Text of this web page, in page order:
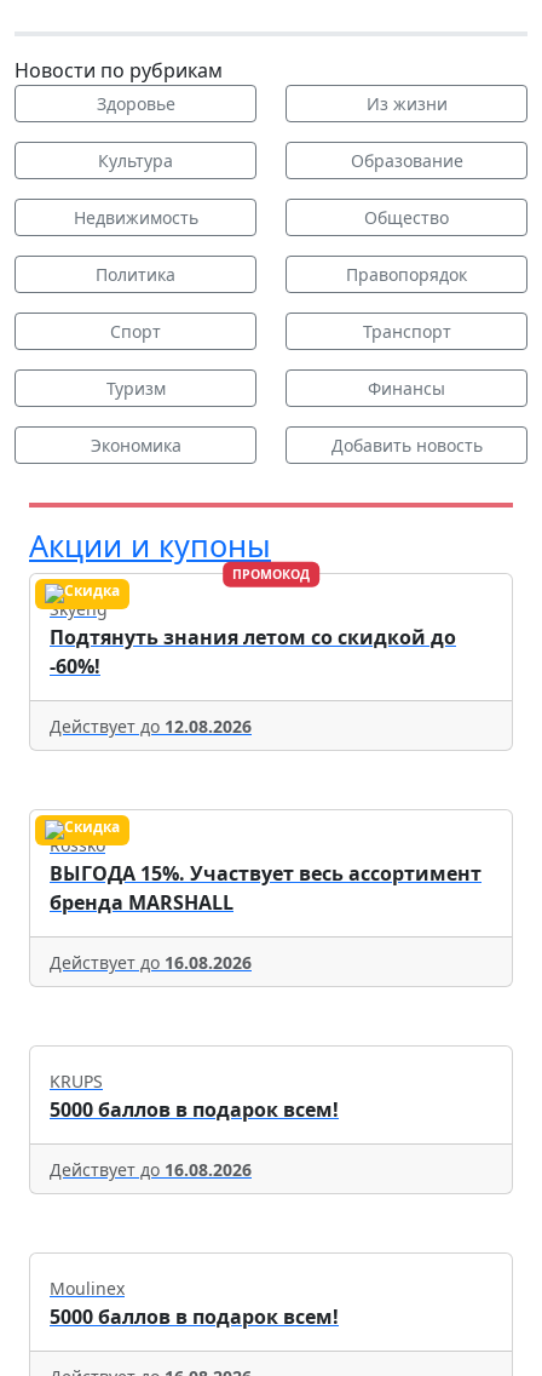
Новости по рубрикам
Здоровье Из жизни
Культура Образование
Недвижимость Общество
Политика Правопорядок
Спорт Транспорт
Туризм Финансы
Экономика Добавить новость
Акции и купоны
ПРОМОКОД
Skyeng
Подтянуть знания летом со скидкой до
-60%!
Действует до 12.08.2026
Rossko
ВЫГОДА 15%. Участвует весь ассортимент
бренда MARSHALL
Действует до 16.08.2026
KRUPS
5000 баллов в подарок всем!
Действует до 16.08.2026
Moulinex
5000 баллов в подарок всем!